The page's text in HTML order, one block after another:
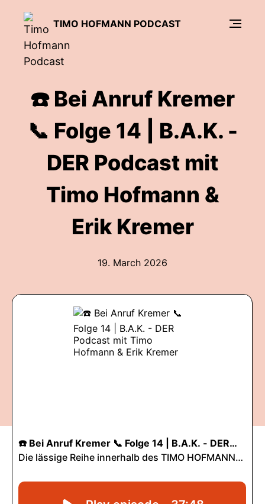
TIMO HOFMANN PODCAST
☎️ Bei Anruf Kremer
📞 Folge 14 | B.A.K. -
DER Podcast mit
Timo Hofmann &
Erik Kremer
19. March 2026